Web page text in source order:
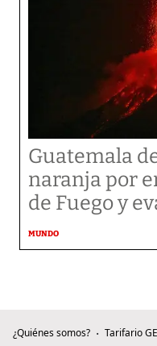
Guatemala
naranja por
de Fuego y
MUNDO
¿Quiénes somos? Tarifario